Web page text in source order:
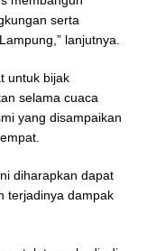
serta
lanjutnya.
untuk bijak
selama cuaca
yang disampaikan
diharapkan dapat
terjadinya dampak